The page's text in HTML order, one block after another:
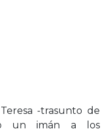
-trasunto de
un imán a los